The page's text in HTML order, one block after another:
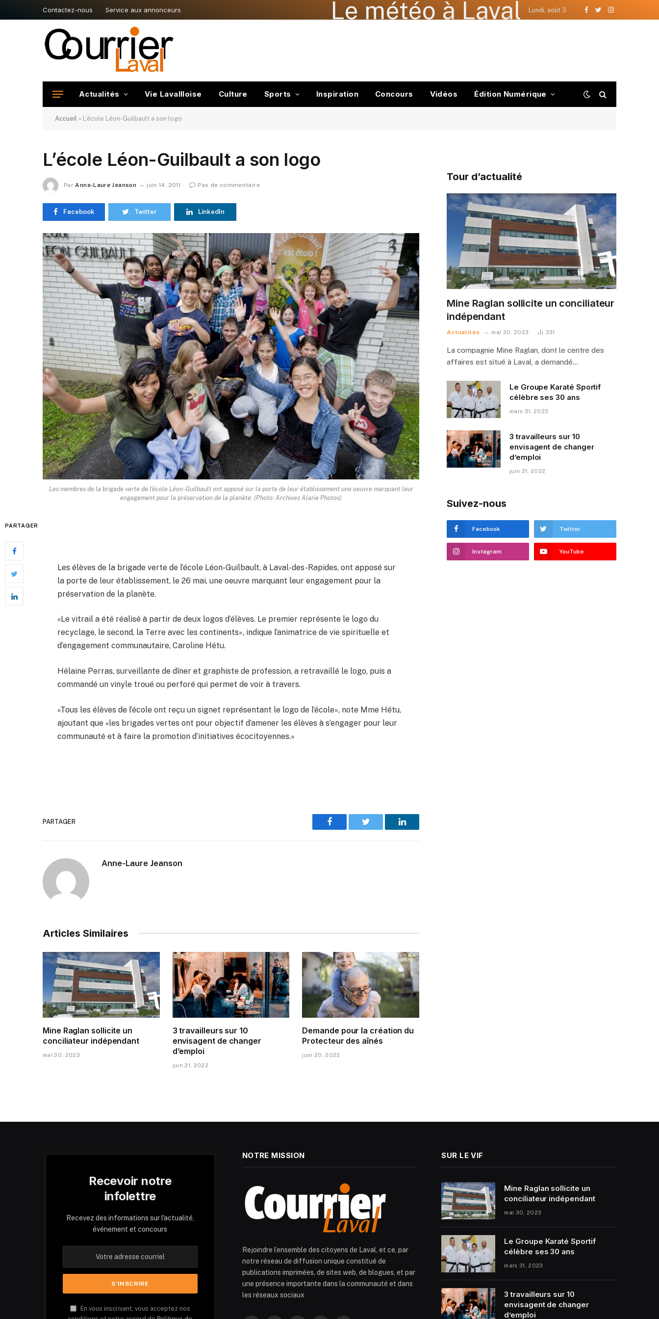
Contactez-nous Service aux annonceurs Le météo à Laval Lundi, août 3
Facebook
TwitterInstagram
Actualités Vie Lavallloise Culture Sports Inspiration Concours Vidéos Édition Numérique
Accueil » L’école Léon-Guilbault a son logo
L’école Léon-Guilbault a son logo
Par Anne-Laure Jeanson juin 14, 2011 Pas de commentaire
Facebook Twitter LinkedIn
Les membres de la brigade verte de l'école Léon-Guilbault ont apposé sur la porte de leur établissement une oeuvre marquant leur
engagement pour la préservation de la planète. (Photo: Archives Alarie Photos)
PARTAGER
Les élèves de la brigade verte de l’école Léon-Guilbault, à Laval-des-Rapides, ont apposé sur
la porte de leur établissement, le 26 mai, une oeuvre marquant leur engagement pour la
préservation de la planète.
«Le vitrail a été réalisé à partir de deux logos d’élèves. Le premier représente le logo du
recyclage, le second, la Terre avec les continents», indique l’animatrice de vie spirituelle et
d’engagement communautaire, Caroline Hétu.
Hélaine Perras, surveillante de dîner et graphiste de profession, a retravaillé le logo, puis a
commandé un vinyle troué ou perforé qui permet de voir à travers.
«Tous les élèves de l’école ont reçu un signet représentant le logo de l’école», note Mme Hétu,
ajoutant que «les brigades vertes ont pour objectif d’amener les élèves à s’engager pour leur
communauté et à faire la promotion d’initiatives écocitoyennes.»
PARTAGER
Facebook Twitter LinkedIn
Anne-Laure Jeanson
Articles Similaires
Mine Raglan sollicite un
conciliateur indépendant
mai 30, 2023
3 travailleurs sur 10
envisagent de changer
d’emploi
juin 21, 2022
Demande pour la création du
Protecteur des aînés
juin 20, 2022
Tour d’actualité
Mine Raglan sollicite un conciliateur
indépendant
Actualités mai 30, 2023 331
La compagnie Mine Raglan, dont le centre des
affaires est situé à Laval, a demandé…
Le Groupe Karaté Sportif
célèbre ses 30 ans
mars 31, 2023
3 travailleurs sur 10
envisagent de changer
d’emploi
juin 21, 2022
Suivez-nous
Facebook Twitter
Instagram YouTube
Recevoir notre
infolettre
Recevez des informations sur l'actualité,
événement et concours
En vous inscrivant, vous acceptez nos
NOTRE MISSION
Rejoindre l’ensemble des citoyens de Laval, et ce, par
notre réseau de diffusion unique constitué de
publications imprimées, de sites web, de blogues, et par
une présence importante dans la communauté et dans
les réseaux sociaux
SUR LE VIF
Mine Raglan sollicite un
conciliateur indépendant
mai 30, 2023
Le Groupe Karaté Sportif
célèbre ses 30 ans
mars 31, 2023
3 travailleurs sur 10
envisagent de changer
d’emploi